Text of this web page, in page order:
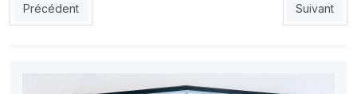
Article précédent : Tougaï risque gros après les incidents du
Précédent Article
Suivant